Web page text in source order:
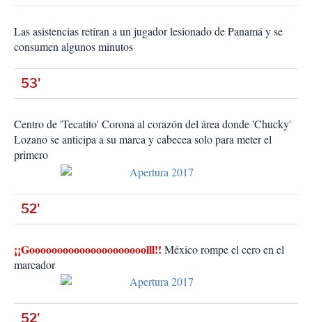
Las asistencias retiran a un jugador lesionado de Panamá y se
consumen algunos minutos
53'
Centro de 'Tecatito' Corona al corazón del área donde 'Chucky'
Lozano se anticipa a su marca y cabecea solo para meter el
primero
52'
¡¡Gooooooooooooooooooooolll!! México rompe el cero en el
marcador
52'